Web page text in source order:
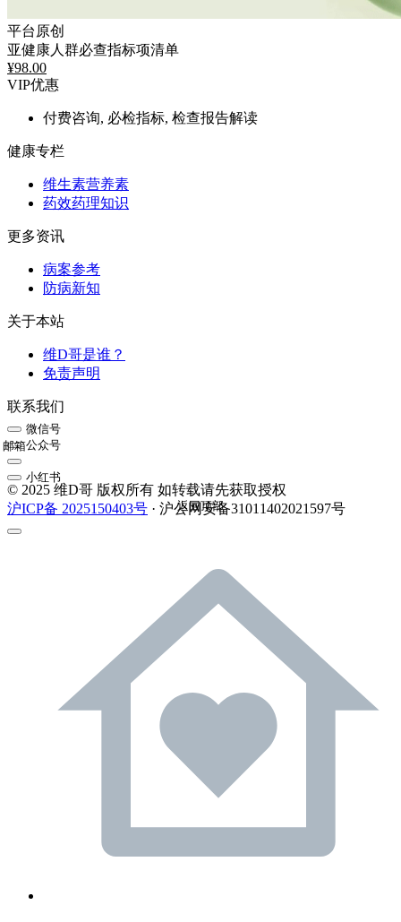
平台原创
亚健康人群必查指标项清单
¥98.00
VIP优惠
付费咨询, 必检指标, 检查报告解读
健康专栏
维生素营养素
药效药理知识
更多资讯
病案参考
防病新知
关于本站
维D哥是谁？
免责声明
联系我们
微信号
公众号
邮箱
小红书
© 2025 维D哥 版权所有 如转载请先获取授权
沪ICP备 2025150403号 · 沪公网安备31011402021597号
返回顶部